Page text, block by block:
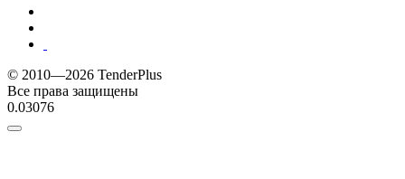
© 2010—2026 TenderPlus
Все права защищены
0.03076